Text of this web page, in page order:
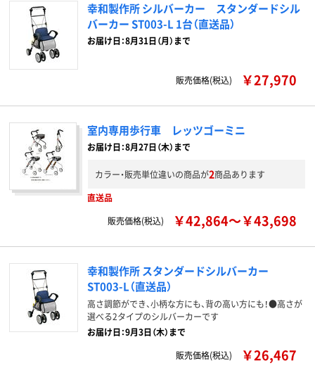
幸和製作所 シルバーカー スタンダードシル
バーカー ST003-L 1台（直送品）
お届け日：8月31日（月）まで
販売価格(税込) ￥27,970
室内専用歩行車 レッツゴーミニ
お届け日：8月27日（木）まで
カラー・販売単位違いの商品が2商品あります
直送品
販売価格(税込)
￥42,864～￥43,698
幸和製作所 スタンダードシルバーカー
ST003-L（直送品）
高さ調節ができ、小柄な方にも、背の高い方にも！●高さが
選べる2タイプのシルバーカーです
お届け日：9月3日（木）まで
販売価格(税込)
￥26,467